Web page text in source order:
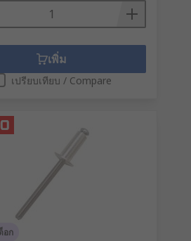
เพิ่ม
เปรียบเทียบ / Compare
อก